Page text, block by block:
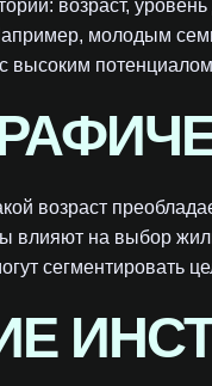
возраст,
молодым
высоким
возраст
влияют на выбор
сегментировать